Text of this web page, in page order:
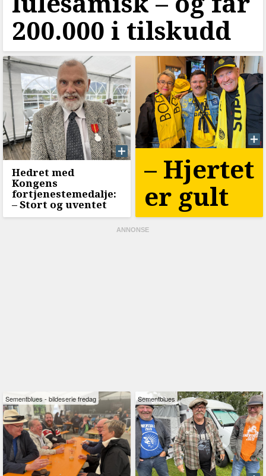
200.000 i tilskudd
Hedret med
Kongens
fortjenestemedalje:
–⁠ Stort og uventet
–⁠ Hjertet
er gult
Sementblues - bildeserie fredag Sementblues